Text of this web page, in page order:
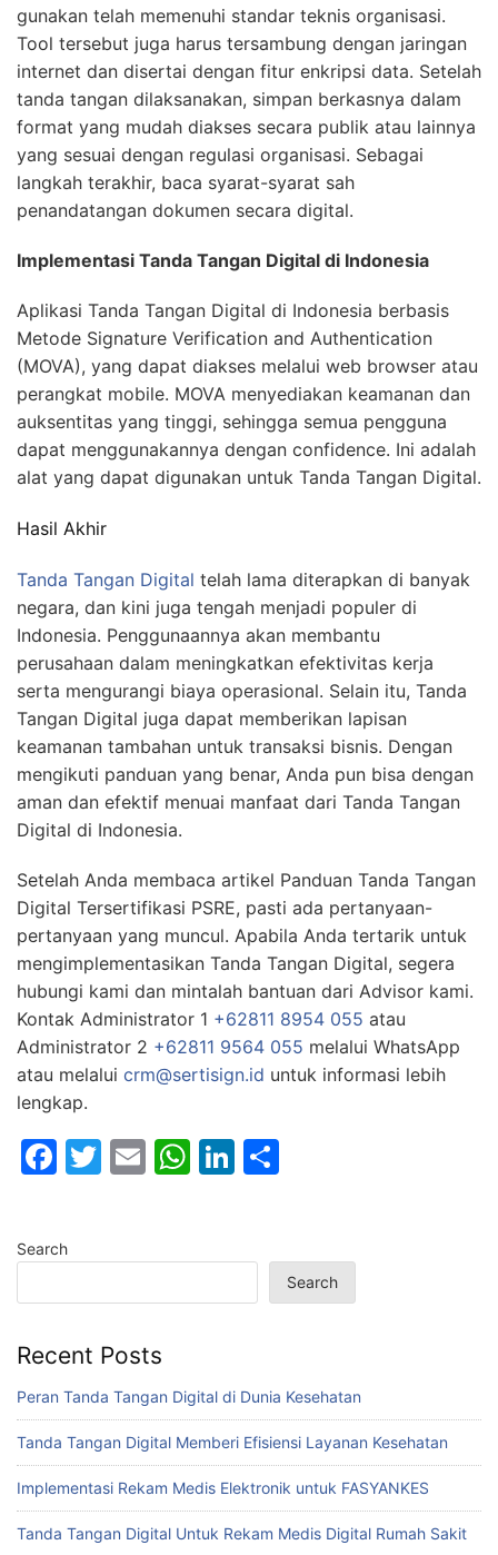
gunakan telah memenuhi standar teknis organisasi.
Tool tersebut juga harus tersambung dengan jaringan
internet dan disertai dengan fitur enkripsi data. Setelah
tanda tangan dilaksanakan, simpan berkasnya dalam
format yang mudah diakses secara publik atau lainnya
yang sesuai dengan regulasi organisasi. Sebagai
langkah terakhir, baca syarat-syarat sah
penandatangan dokumen secara digital.
Implementasi Tanda Tangan Digital di Indonesia
Aplikasi Tanda Tangan Digital di Indonesia berbasis
Metode Signature Verification and Authentication
(MOVA), yang dapat diakses melalui web browser atau
perangkat mobile. MOVA menyediakan keamanan dan
auksentitas yang tinggi, sehingga semua pengguna
dapat menggunakannya dengan confidence. Ini adalah
alat yang dapat digunakan untuk Tanda Tangan Digital.
Hasil Akhir
Tanda Tangan Digital telah lama diterapkan di banyak
negara, dan kini juga tengah menjadi populer di
Indonesia. Penggunaannya akan membantu
perusahaan dalam meningkatkan efektivitas kerja
serta mengurangi biaya operasional. Selain itu, Tanda
Tangan Digital juga dapat memberikan lapisan
keamanan tambahan untuk transaksi bisnis. Dengan
mengikuti panduan yang benar, Anda pun bisa dengan
aman dan efektif menuai manfaat dari Tanda Tangan
Digital di Indonesia.
Setelah Anda membaca artikel Panduan Tanda Tangan
Digital Tersertifikasi PSRE, pasti ada pertanyaan-
pertanyaan yang muncul. Apabila Anda tertarik untuk
mengimplementasikan Tanda Tangan Digital, segera
hubungi kami dan mintalah bantuan dari Advisor kami.
Kontak Administrator 1 +62811 8954 055 atau
Administrator 2 +62811 9564 055 melalui WhatsApp
atau melalui crm@sertisign.id untuk informasi lebih
lengkap.
F
e
b
o
k
T
er
E
l
W
s
A
Li
e
dI
e
Search
Search
Recent Posts
Peran Tanda Tangan Digital di Dunia Kesehatan
Tanda Tangan Digital Memberi Efisiensi Layanan Kesehatan
Implementasi Rekam Medis Elektronik untuk FASYANKES
Tanda Tangan Digital Untuk Rekam Medis Digital Rumah Sakit